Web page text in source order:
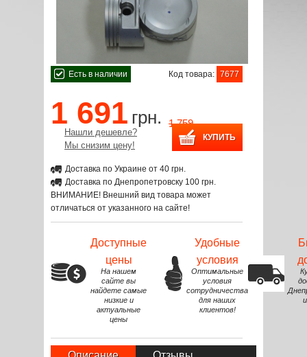
Есть в наличии Код товара: 7677
1 691 грн. 1 759
Нашли дешевле?
Мы снизим цену!
Доставка по Украине от 40 грн.
Доставка по Днепропетровску 100 грн.
ВНИМАНИЕ! Внешний вид товара может
отличаться от указанного на сайте!
Доступные
цены
На нашем
сайте вы
найдете самые
низкие и
актуальные
цены
Удобные
условия
Оптимальные
условия
сотрудничества
для наших
клиентов!